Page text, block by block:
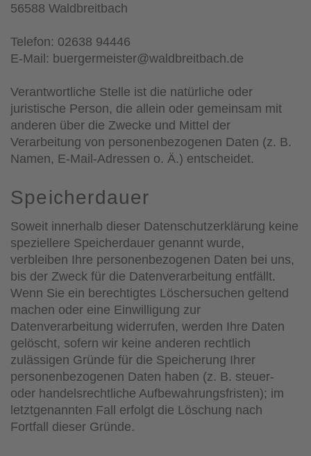
56588 Waldbreitbach
Telefon: 02638 94446
E-Mail: buergermeister@waldbreitbach.de
Verantwortliche Stelle ist die natürliche oder
juristische Person, die allein oder gemeinsam mit
anderen über die Zwecke und Mittel der
Verarbeitung von personenbezogenen Daten (z. B.
Namen, E-Mail-Adressen o. Ä.) entscheidet.
Speicherdauer
Soweit innerhalb dieser Datenschutzerklärung keine
speziellere Speicherdauer genannt wurde,
verbleiben Ihre personenbezogenen Daten bei uns,
bis der Zweck für die Datenverarbeitung entfällt.
Wenn Sie ein berechtigtes Löschersuchen geltend
machen oder eine Einwilligung zur
Datenverarbeitung widerrufen, werden Ihre Daten
gelöscht, sofern wir keine anderen rechtlich
zulässigen Gründe für die Speicherung Ihrer
personenbezogenen Daten haben (z. B. steuer-
oder handelsrechtliche Aufbewahrungsfristen); im
letztgenannten Fall erfolgt die Löschung nach
Fortfall dieser Gründe.